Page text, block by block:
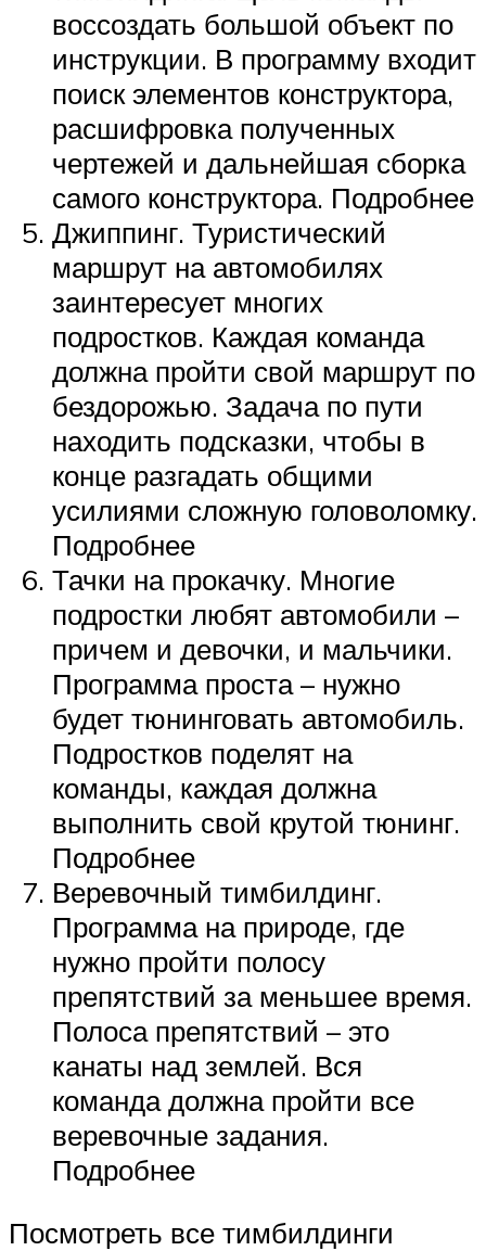
воссоздать большой объект по
инструкции. В программу входит
поиск элементов конструктора,
расшифровка полученных
чертежей и дальнейшая сборка
самого конструктора. Подробнее
Джиппинг. Туристический
маршрут на автомобилях
заинтересует многих
подростков. Каждая команда
должна пройти свой маршрут по
бездорожью. Задача по пути
находить подсказки, чтобы в
конце разгадать общими
усилиями сложную головоломку.
Подробнее
Тачки на прокачку. Многие
подростки любят автомобили –
причем и девочки, и мальчики.
Программа проста – нужно
будет тюнинговать автомобиль.
Подростков поделят на
команды, каждая должна
выполнить свой крутой тюнинг.
Подробнее
Веревочный тимбилдинг.
Программа на природе, где
нужно пройти полосу
препятствий за меньшее время.
Полоса препятствий – это
канаты над землей. Вся
команда должна пройти все
веревочные задания.
Подробнее
Посмотреть все тимбилдинги